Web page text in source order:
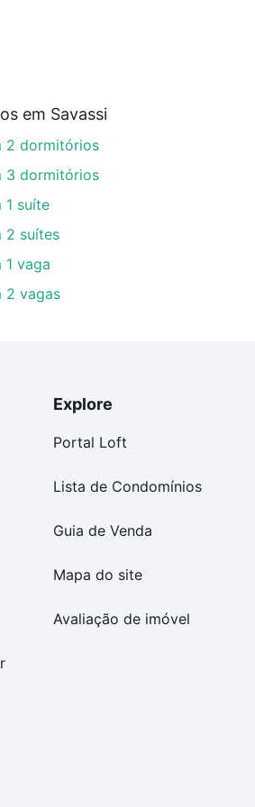
em Savassi
2 dormitórios
3 dormitórios
1 suíte
2 suítes
vaga
2 vagas
Explore
Portal Loft
Lista de Condomínios
Guia de Venda
Mapa do site
Avaliação de imóvel